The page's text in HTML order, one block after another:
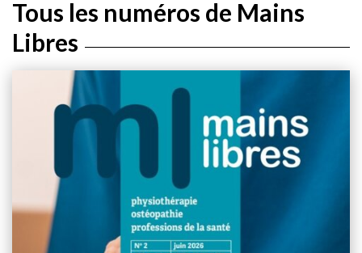
Tous les numéros de Mains
Libres